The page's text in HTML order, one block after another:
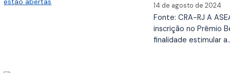
14 de agosto de 2024
Fonte: CRA-RJ A
inscrição no Prêmio
finalidade estimular